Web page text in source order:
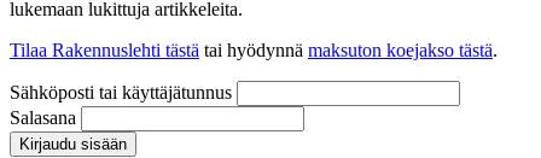
lukemaan lukittuja artikkeleita.
Tilaa Rakennuslehti tästä tai hyödynnä maksuton koejakso tästä.
Sähköposti tai käyttäjätunnus
Salasana
Kirjaudu sisään